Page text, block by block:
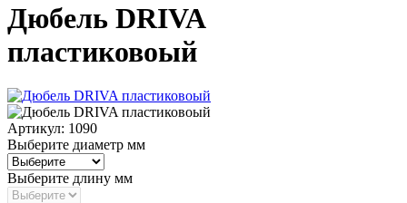
Дюбель DRIVA
пластиковоый
Артикул: 1090
Выберите диаметр мм
Выберите длину мм